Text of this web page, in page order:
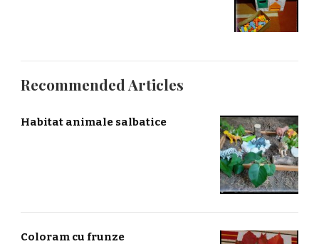
Recommended Articles
Habitat animale salbatice
Coloram cu frunze